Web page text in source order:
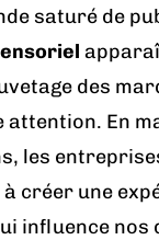
saturé de
des
attention. En
les
créer une
influence nos